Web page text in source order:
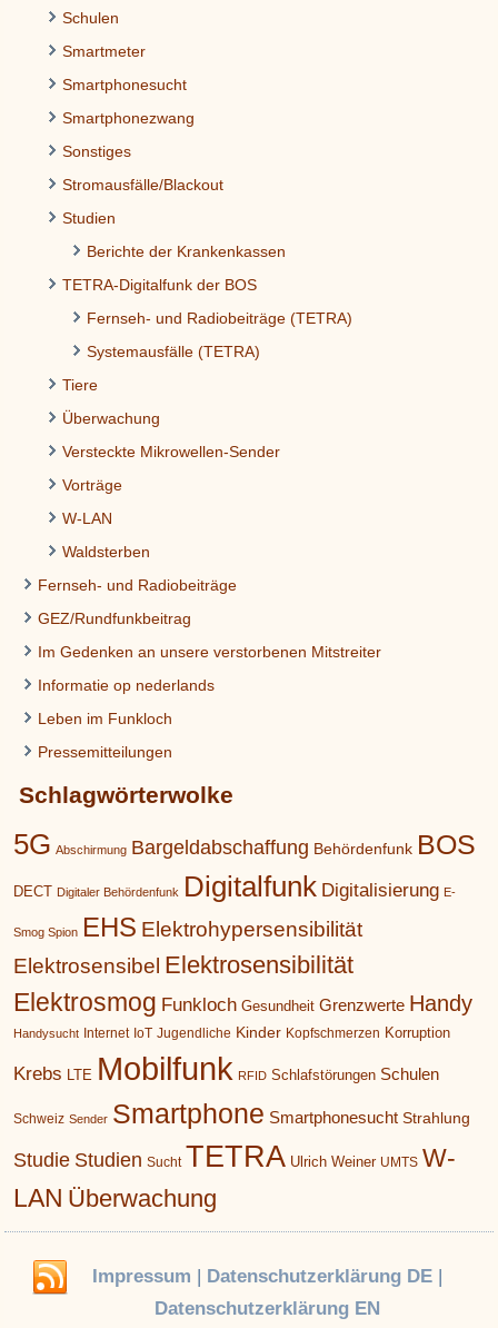
Schulen
Smartmeter
Smartphonesucht
Smartphonezwang
Sonstiges
Stromausfälle/Blackout
Studien
Berichte der Krankenkassen
TETRA-Digitalfunk der BOS
Fernseh- und Radiobeiträge (TETRA)
Systemausfälle (TETRA)
Tiere
Überwachung
Versteckte Mikrowellen-Sender
Vorträge
W-LAN
Waldsterben
Fernseh- und Radiobeiträge
GEZ/Rundfunkbeitrag
Im Gedenken an unsere verstorbenen Mitstreiter
Informatie op nederlands
Leben im Funkloch
Pressemitteilungen
Schlagwörterwolke
5G Abschirmung Bargeldabschaffung Behördenfunk BOS
DECT Digitaler Behördenfunk Digitalfunk Digitalisierung E-
Smog Spion EHS Elektrohypersensibilität
Elektrosensibel Elektrosensibilität
Elektrosmog Funkloch Gesundheit Grenzwerte Handy
Handysucht Internet IoT Jugendliche Kinder Kopfschmerzen Korruption
Krebs LTE Mobilfunk RFID Schlafstörungen Schulen
Schweiz Sender Smartphone Smartphonesucht Strahlung
Studie Studien Sucht TETRA Ulrich Weiner UMTS W-
LAN Überwachung
Impressum | Datenschutzerklärung DE|
Datenschutzerklärung EN